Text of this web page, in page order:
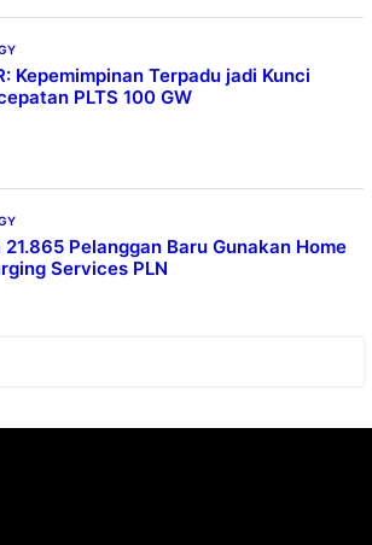
Kepemimpinan Terpadu jadi Kunci
PLTS 100 GW
21.865 Pelanggan Baru Gunakan Home
Services PLN